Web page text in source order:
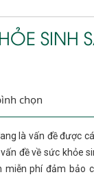
chọn
là vấn đề được
đề về sức khỏe
phí đảm bảo